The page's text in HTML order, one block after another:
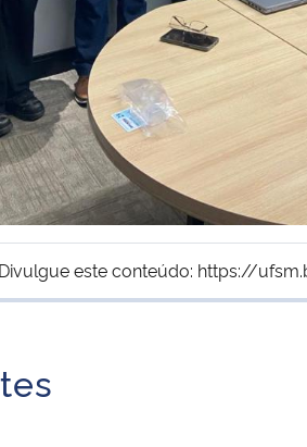
Divulgue este conteúdo: https://